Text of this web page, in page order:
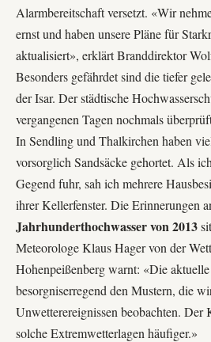
Alarmbereitschaft versetzt. «Wir
ernst und haben unsere Pläne für
aktualisiert», erklärt Branddirektor
Besonders gefährdet sind die tiefer
der Isar. Der städtische
vergangenen Tagen nochmals
In Sendling und Thalkirchen haben
vorsorglich Sandsäcke gehortet. Als
Gegend fuhr, sah ich mehrere
ihrer Kellerfenster. Die Erinnerungen
Jahrhunderthochwasser von 2013
Meteorologe Klaus Hager von der
Hohenpeißenbergwarnt: «Die
besorgniserregend den Mustern, die
Unwetterereignissen beobachten. Der
solche Extremwetterlagen häufiger.»